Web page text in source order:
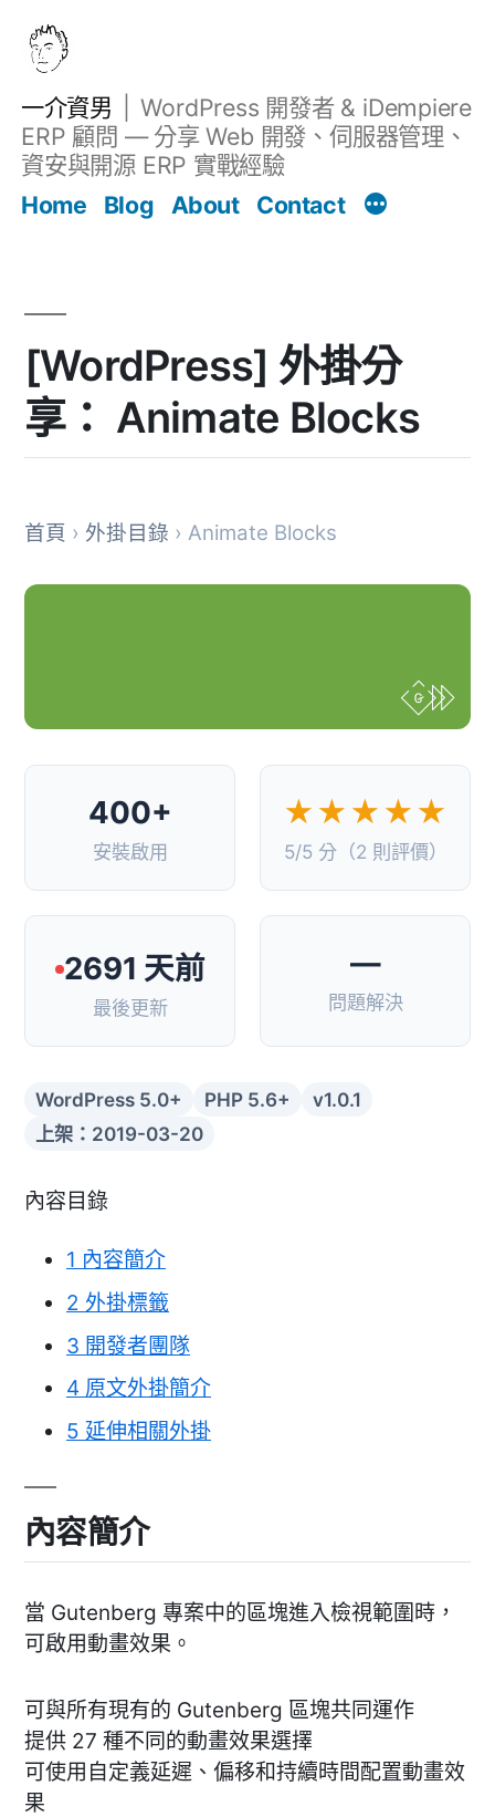
一介資男
WordPress 開發者 & iDempiere
ERP 顧問 — 分享 Web 開發、伺服器管理、
資安與開源 ERP 實戰經驗
Home
Blog About Contact
[WordPress] 外掛分
享： Animate Blocks
首頁 › 外掛目錄 › Animate Blocks
400+
安裝啟用
★★★★★
5/5 分（2 則評價）
2691 天前
最後更新
—
問題解決
WordPress 5.0+ PHP 5.6+
v1.0.1
上架：2019-03-20
內容目錄
1 內容簡介
2 外掛標籤
3 開發者團隊
4 原文外掛簡介
5 延伸相關外掛
內容簡介
當 Gutenberg 專案中的區塊進入檢視範圍時，
可啟用動畫效果。
可與所有現有的 Gutenberg 區塊共同運作
提供 27 種不同的動畫效果選擇
可使用自定義延遲、偏移和持續時間配置動畫效
果
文章